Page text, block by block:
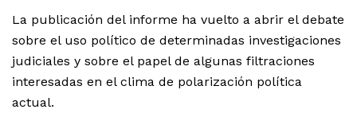
La publicación del informe ha vuelto a abrir el debate
sobre el uso político de determinadas investigaciones
judiciales y sobre el papel de algunas filtraciones
interesadas en el clima de polarización política
actual.